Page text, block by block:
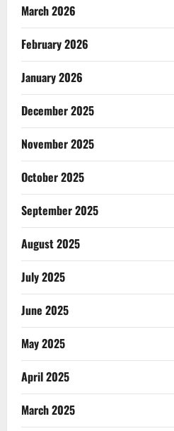
March 2026
February 2026
January 2026
December 2025
November 2025
October 2025
September 2025
August 2025
July 2025
June 2025
May 2025
April 2025
March 2025